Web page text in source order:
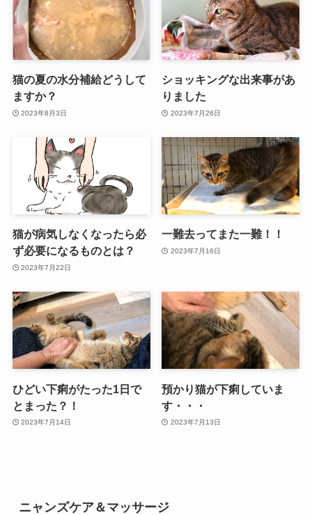
猫の夏の水分補給どうして
ますか？
2023年8月3日
ショッキングな出来事があ
りました
2023年7月26日
猫が病気しなくなったら必
ず必要になるものとは？
2023年7月22日
一難去ってまた一難！！
2023年7月16日
ひどい下痢がたった1日で
とまった？！
2023年7月14日
預かり猫が下痢していま
す・・・
2023年7月13日
ニャンズケア＆マッサージ